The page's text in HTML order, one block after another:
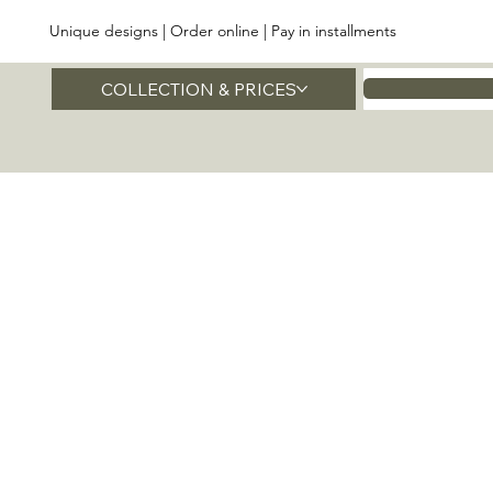
Unique designs | Order online | Pay in installments
COLLECTION & PRICES